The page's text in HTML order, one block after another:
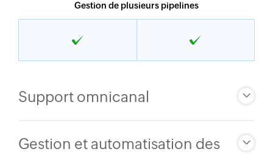
Gestion de plusieurs pipelines
Support omnicanal
Gestion et automatisation des